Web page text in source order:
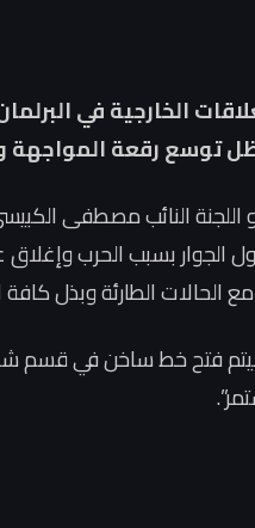
الخارجية في
توسع رقعة المواجهة
اللجنة النائب مصطفى
الجوار بسبب الحرب وإغلاق
الحالات الطارئة وبذل
فتح خط ساخن في قسم